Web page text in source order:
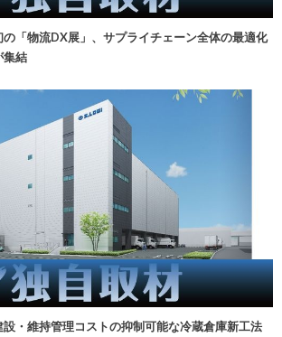
の「物流DX展」、サプライチェーン全体の最適化
集結
設・維持管理コストの抑制可能な冷蔵倉庫新工法